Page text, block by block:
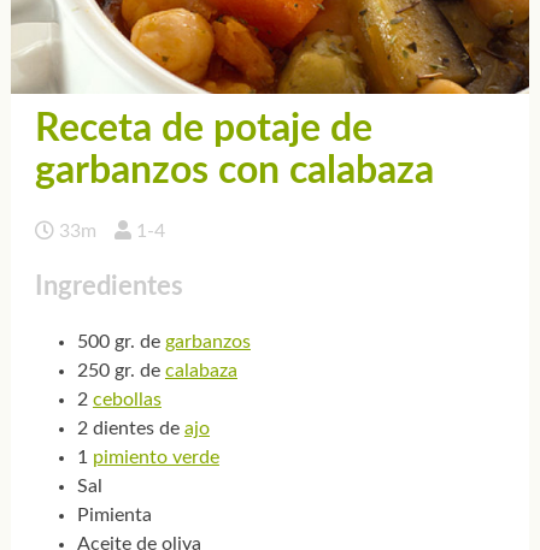
Receta de potaje de
garbanzos con calabaza
33m 1-4
Ingredientes
500 gr. de garbanzos
250 gr. de calabaza
2 cebollas
2 dientes de ajo
1 pimiento verde
Sal
Pimienta
Aceite de oliva